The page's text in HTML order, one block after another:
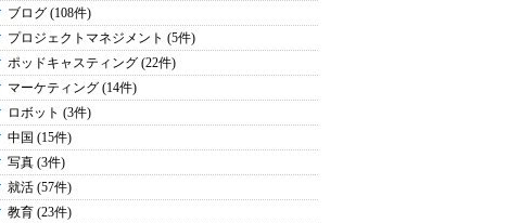
ブログ (108件)
プロジェクトマネジメント (5件)
ポッドキャスティング (22件)
マーケティング (14件)
ロボット (3件)
中国 (15件)
写真 (3件)
就活 (57件)
教育 (23件)